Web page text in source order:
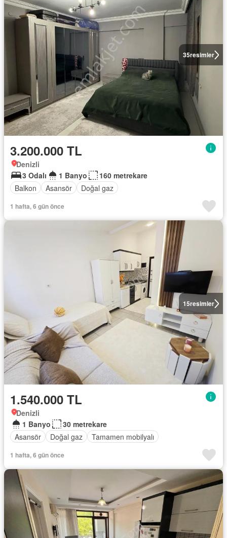
35resimler
3.200.000 TL
Denizli
3 Odalı
1 Banyo
160 metrekare
Balkon
Asansör Doğal gaz
1 hafta, 6 gün önce
15resimler
1.540.000 TL
Denizli
1 Banyo
30 metrekare
Asansör
Doğal gaz Tamamen mobilyalı
1 hafta, 6 gün önce